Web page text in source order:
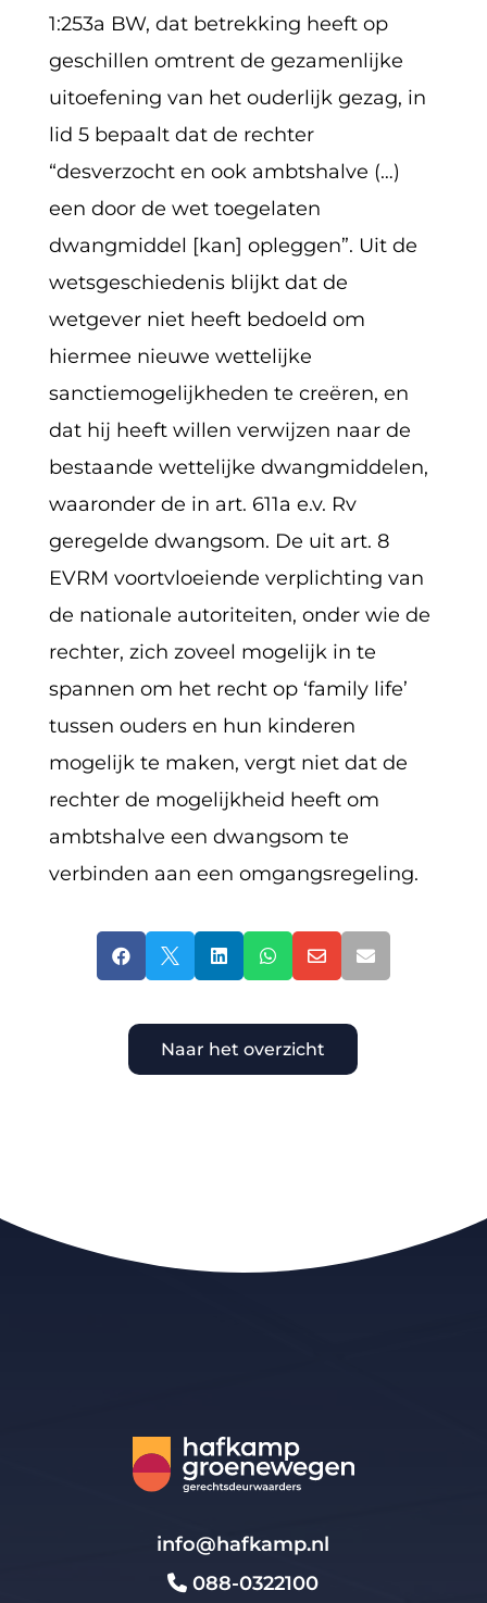
1:253a BW, dat betrekking heeft op
geschillen omtrent de gezamenlijke
uitoefening van het ouderlijk gezag, in
lid 5 bepaalt dat de rechter
“desverzocht en ook ambtshalve (…)
een door de wet toegelaten
dwangmiddel [kan] opleggen”. Uit de
wetsgeschiedenis blijkt dat de
wetgever niet heeft bedoeld om
hiermee nieuwe wettelijke
sanctiemogelijkheden te creëren, en
dat hij heeft willen verwijzen naar de
bestaande wettelijke dwangmiddelen,
waaronder de in art. 611a e.v. Rv
geregelde dwangsom. De uit art. 8
EVRM voortvloeiende verplichting van
de nationale autoriteiten, onder wie de
rechter, zich zoveel mogelijk in te
spannen om het recht op ‘family life’
tussen ouders en hun kinderen
mogelijk te maken, vergt niet dat de
rechter de mogelijkheid heeft om
ambtshalve een dwangsom te
verbinden aan een omgangsregeling.
     
Naar het overzicht
info@hafkamp.nl
088-0322100